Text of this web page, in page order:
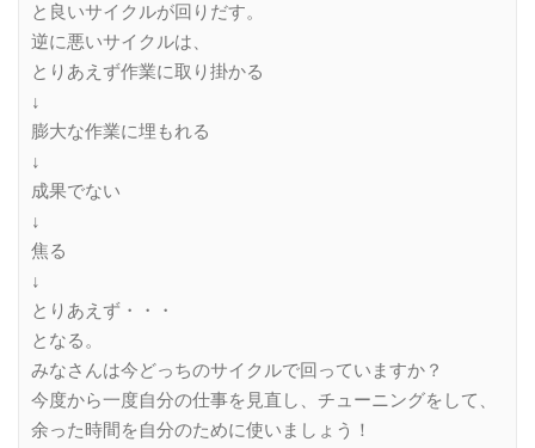
と良いサイクルが回りだす。
逆に悪いサイクルは、
とりあえず作業に取り掛かる
↓
膨大な作業に埋もれる
↓
成果でない
↓
焦る
↓
とりあえず・・・
となる。
みなさんは今どっちのサイクルで回っていますか？
今度から一度自分の仕事を見直し、チューニングをして、
余った時間を自分のために使いましょう！